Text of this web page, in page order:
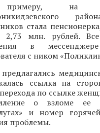
на
стала
2,73 млн. рублей.
в
с ником
ссылка на
по ссылке
о взломе ее
и номер
проблемы.